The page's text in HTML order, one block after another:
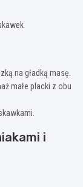
na gładką masę.
małe placki z obu
i